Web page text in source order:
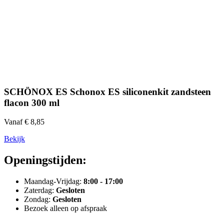
SCHÖNOX ES Schonox ES siliconenkit zandsteen
flacon 300 ml
Vanaf € 8,85
Bekijk
Openingstijden:
Maandag-Vrijdag: 8:00 - 17:00
Zaterdag: Gesloten
Zondag: Gesloten
Bezoek alleen op afspraak